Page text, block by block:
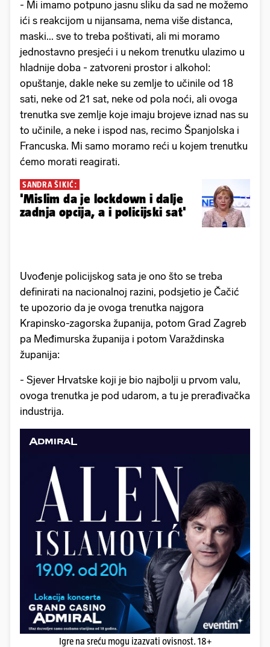
- Mi imamo potpuno jasnu sliku da sad ne možemo
ići s reakcijom u nijansama, nema više distanca,
maski... sve to treba poštivati, ali mi moramo
jednostavno presjeći i u nekom trenutku ulazimo u
hladnije doba - zatvoreni prostor i alkohol:
opuštanje, dakle neke su zemlje to učinile od 18
sati, neke od 21 sat, neke od pola noći, ali ovoga
trenutka sve zemlje koje imaju brojeve iznad nas su
to učinile, a neke i ispod nas, recimo Španjolska i
Francuska. Mi samo moramo reći u kojem trenutku
ćemo morati reagirati.
SANDRA ŠIKIĆ:
'Mislim da je lockdown i dalje
zadnja opcija, a i policijski sat'
Uvođenje policijskog sata je ono što se treba
definirati na nacionalnoj razini, podsjetio je Čačić
te upozorio da je ovoga trenutka najgora
Krapinsko-zagorska županija, potom Grad Zagreb
pa Međimurska županija i potom Varaždinska
županija:
- Sjever Hrvatske koji je bio najbolji u prvom valu,
ovoga trenutka je pod udarom, a tu je prerađivačka
industrija.
Igre na sreću mogu izazvati ovisnost. 18+